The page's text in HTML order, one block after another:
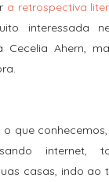
a retrospectiva
interessada
Cecelia Ahern,
que
internet,
casas, indo ao